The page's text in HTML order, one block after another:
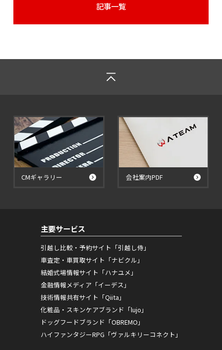
記事一覧
CMギャラリー 会社案内PDF
主要サービス
引越し比較・予約サイト「引越し侍」
車査定・車買取サイト「ナビクル」
結婚式場情報サイト「ハナユメ」
金融情報メディア「イーデス」
技術情報共有サイト「Qiita」
化粧品・スキンケアブランド「lujo」
ドッグフードブランド「OBREMO」
ハイファンタジーRPG「ヴァルキリーコネクト」